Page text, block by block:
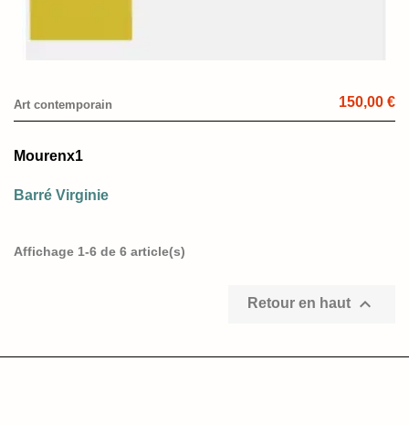
Art contemporain 150,00 €
Mourenx1
Barré Virginie
Affichage 1-6 de 6 article(s)
Retour en haut 